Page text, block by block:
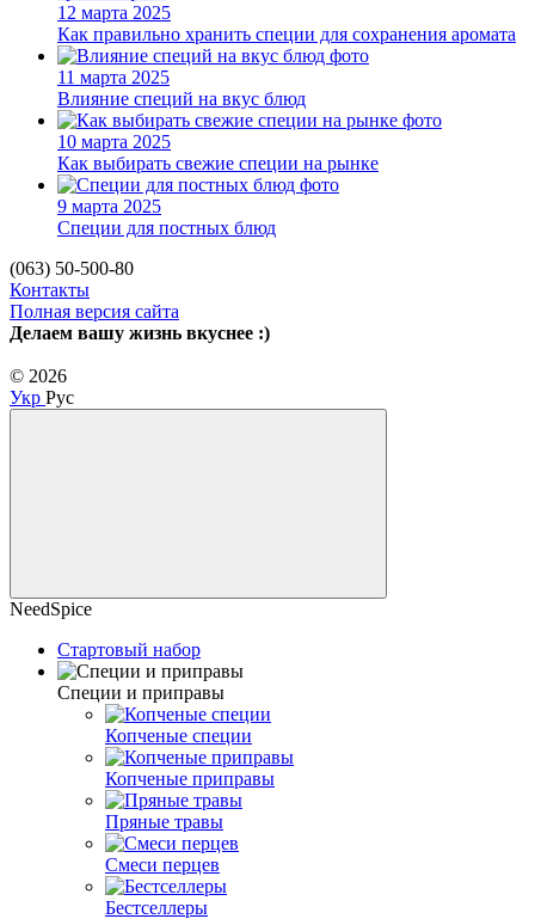
12 марта 2025
Как правильно хранить специи для сохранения аромата
11 марта 2025
Влияние специй на вкус блюд
10 марта 2025
Как выбирать свежие специи на рынке
9 марта 2025
Специи для постных блюд
(063) 50-500-80
Контакты
Полная версия сайта
Делаем вашу жизнь вкуснее :)
© 2026
Укр Рус
NeedSpice
Стартовый набор
Специи и приправы
Копченые специи
Копченые приправы
Пряные травы
Смеси перцев
Бестселлеры